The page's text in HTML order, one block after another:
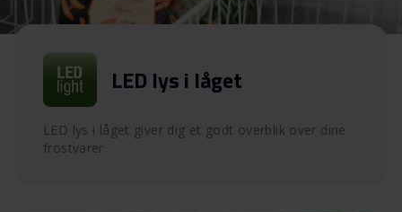
LED lys i låget
LED lys i låget giver dig et godt overblik over dine
frostvarer.